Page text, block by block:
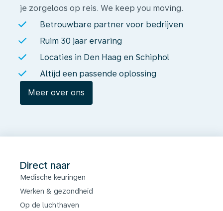
je zorgeloos op reis. We keep you moving.
Betrouwbare partner voor bedrijven
Ruim 30 jaar ervaring
Locaties in Den Haag en Schiphol
Altijd een passende oplossing
Meer over ons
Direct naar
Medische keuringen
Werken & gezondheid
Op de luchthaven